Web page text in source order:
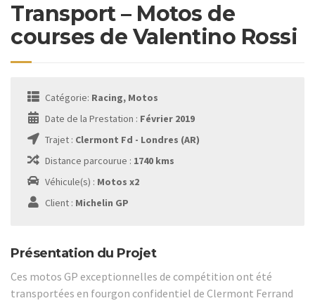
Transport – Motos de
courses de Valentino Rossi
Catégorie: Racing, Motos
Date de la Prestation : Février 2019
Trajet : Clermont Fd - Londres (AR)
Distance parcourue : 1740 kms
Véhicule(s) : Motos x2
Client : Michelin GP
Présentation du Projet
Ces motos GP exceptionnelles de compétition ont été
transportées en fourgon confidentiel de Clermont Ferrand